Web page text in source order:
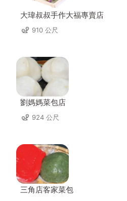
大瑋叔叔手作大福專賣店
910 公尺
劉媽媽菜包店
924 公尺
三角店客家菜包